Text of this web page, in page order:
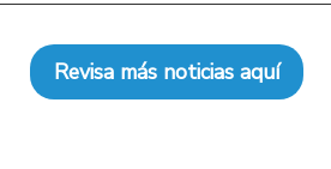
Revisa más noticias aquí